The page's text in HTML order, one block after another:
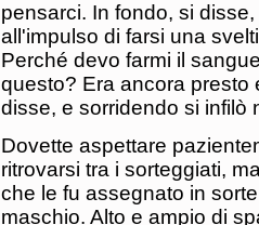
pensarci. In fondo, si
all'impulso di farsi una
Perché devo farmi il
questo? Era ancora presto
disse, e sorridendo si infilò
Dovette aspettare
ritrovarsi tra i sorteggiati,
che le fu assegnato in
maschio. Alto e ampio di